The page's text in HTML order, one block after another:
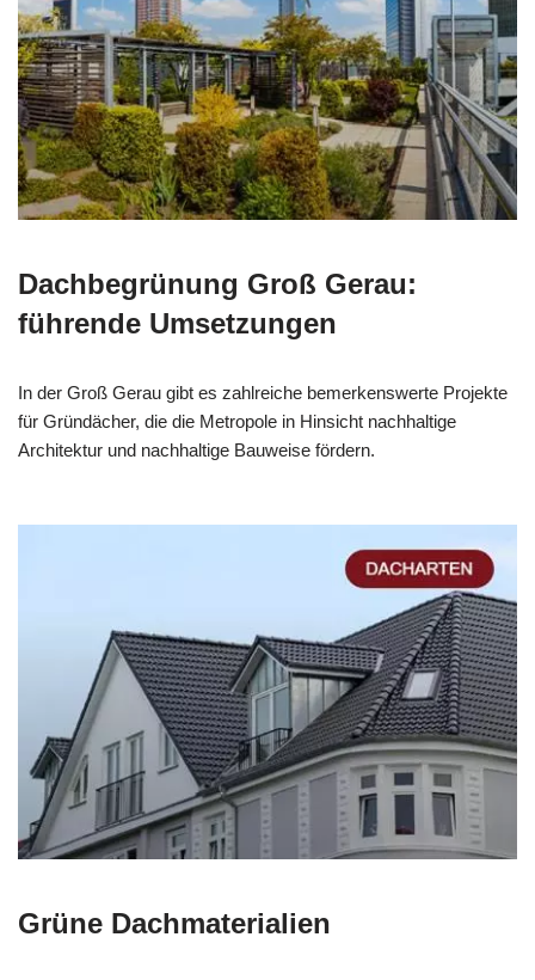
Dachbegrünung Groß Gerau:
führende Umsetzungen
In der Groß Gerau gibt es zahlreiche bemerkenswerte Projekte
für Gründächer, die die Metropole in Hinsicht nachhaltige
Architektur und nachhaltige Bauweise fördern.
Grüne Dachmaterialien